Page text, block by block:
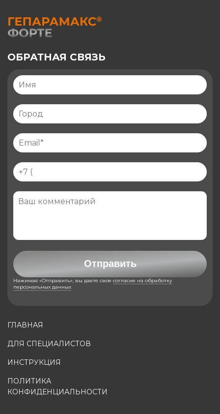
ГЛАВНАЯ
ДЛЯ СПЕЦИАЛИСТОВ
ИНСТРУКЦИЯ
ПОЛИТИКА
КОНФИДЕНЦИАЛЬНОСТИ
ОБРАТНАЯ СВЯЗЬ
Отправить
Нажимая «Отправить», вы даете свое согласие на обработку
персональных данных